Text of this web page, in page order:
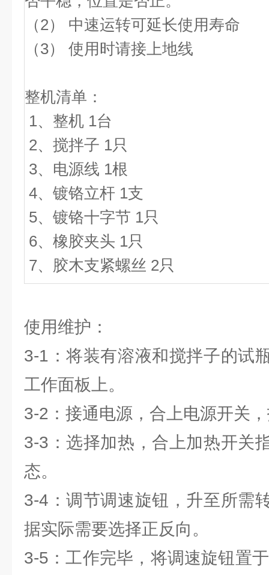
（2） 中速运转可延长使用寿命
（3） 使用时请接上地线
整机清单：
1、整机 1台
2、搅拌子 1只
3、电源线 1根
4、镀铬立杆 1支
5、镀铬十字节 1只
6、橡胶夹头 1只
7、胶木支紧螺丝 2只
使用维护：
3-1：将装有溶液和搅拌子的试
工作面板上。
3-2：接通电源，合上电源开关
3-3：选择加热，合上加热开关
态。
3-4：调节调速旋钮，升至所需
据实际需要选择正反向。
3-5：工作完毕，将调速旋钮置